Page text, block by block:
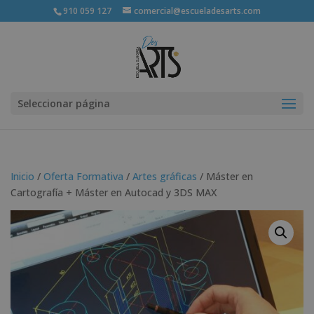
910 059 127 comercial@escueladesarts.com
Seleccionar página
Inicio / Oferta Formativa / Artes gráficas / Máster en
Cartografía + Máster en Autocad y 3DS MAX